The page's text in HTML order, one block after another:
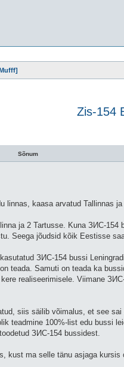
Zis-154
Sõnum
kaasa arvatud Tallinnas ja
ja 2 Tartusse. Kuna ЗИС-
Seega jõudsid kõik Eestisse
ЗИС-154 bussi
teada. Samuti on teada ka
realiseerimisele. Viimane
siis säilib võimalus, et see
teadmine 100%-list edu bussi
ЗИС-154 bussidest.
ma selle tänu asjaga